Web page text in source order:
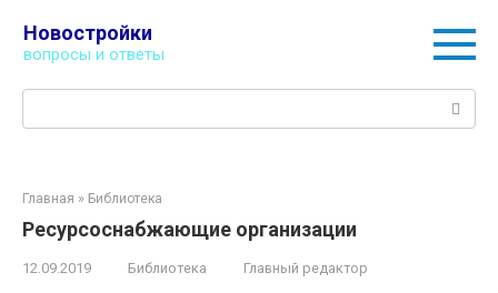
контенту
Новостройки
вопросы и ответы
Главная » Библиотека
Ресурсоснабжающие организации
12.09.2019 Библиотека Главный редактор